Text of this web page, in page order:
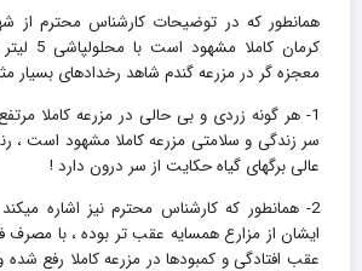
همانطور که در توضیحات کارشناس محترم از
کرمان
معجزه گر در مزرعه گندم شاهد رخدادهای بسیار
1- هر گونه زردی و بی حالی در مزرعه کاملا
سر زندگی و سلامتی مزرعه کاملا مشهود است ،
عالی برگهای گیاه حکایت از سر درون دارد !
2- همانطور که کارشناس محترم نیز اشاره
ایشان از مزارع همسایه عقب تر بوده ، با مصرف
عقب افتادگی و کمبودها در مزرعه کاملا رفع